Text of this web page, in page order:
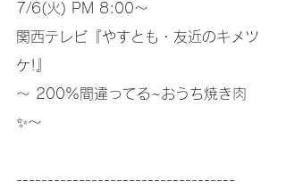
7/6(火) PM 8:00〜
関西テレビ『やすとも・友近のキメツ
ケ!』
〜 200%間違ってる~おうち焼き肉
✨〜
-----------------------------------